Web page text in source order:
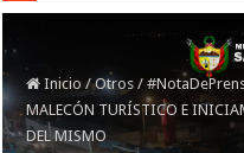
Inicio / Otros /
MALECÓN TURÍSTICO E
DEL MISMO